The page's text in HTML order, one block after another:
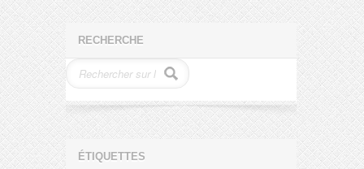
RECHERCHE
ÉTIQUETTES